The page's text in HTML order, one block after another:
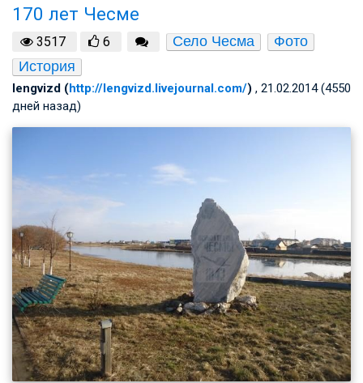
170 лет Чесме
3517 6 Село Чесма
Фото
История
lengvizd (http://lengvizd.livejournal.com/) , 21.02.2014 (4550
дней назад)